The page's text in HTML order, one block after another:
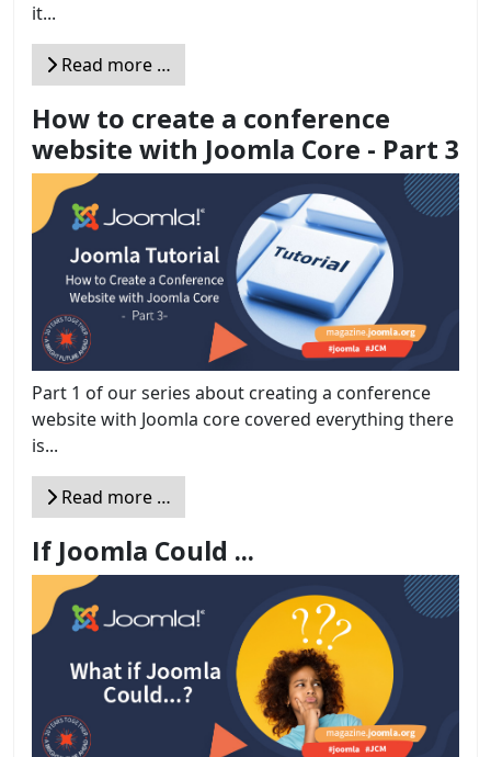
it...
Read more …
How to create a conference
website with Joomla Core - Part 3
Part 1 of our series about creating a conference
website with Joomla core covered everything there
is...
Read more …
If Joomla Could ...